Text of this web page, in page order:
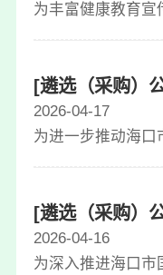
为丰富健康教育宣
[遴选（采购）
2026-04-17
为进一步推动海
[遴选（采购）
2026-04-16
为深入推进海口